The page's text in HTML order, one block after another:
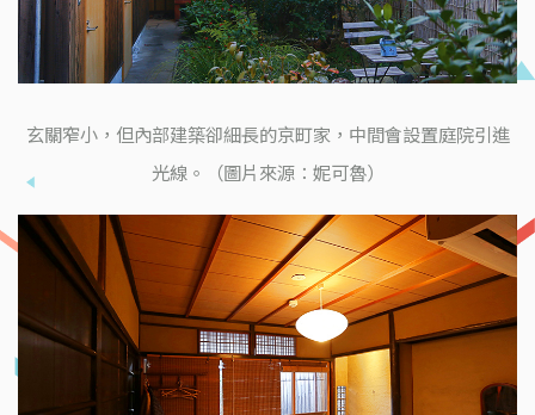
玄關窄小，但內部建築卻細長的京町家，中間會設置庭院引進
光線。（圖片來源：妮可魯）